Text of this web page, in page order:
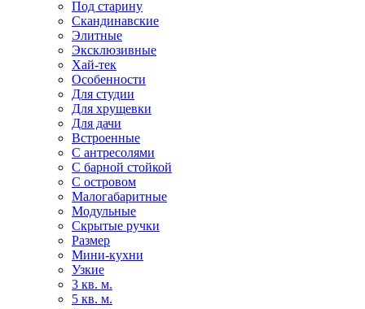
Под старину
Скандинавские
Элитные
Эксклюзивные
Хай-тек
Особенности
Для студии
Для хрущевки
Для дачи
Встроенные
С антресолями
С барной стойкой
С островом
Малогабаритные
Модульные
Скрытые ручки
Размер
Мини-кухни
Узкие
3 кв. м.
5 кв. м.